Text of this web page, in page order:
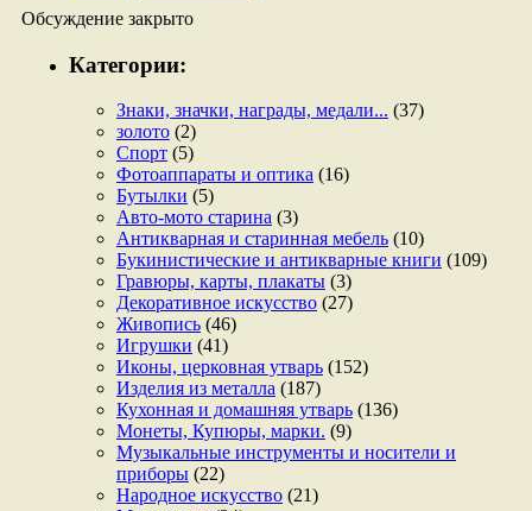
Обсуждение закрыто
Категории:
Знаки, значки, награды, медали... (37)
золото (2)
Спорт (5)
Фотоаппараты и оптика (16)
Бутылки (5)
Авто-мото старина (3)
Антикварная и старинная мебель (10)
Букинистические и антикварные книги (109)
Гравюры, карты, плакаты (3)
Декоративное искусство (27)
Живопись (46)
Игрушки (41)
Иконы, церковная утварь (152)
Изделия из металла (187)
Кухонная и домашняя утварь (136)
Монеты, Купюры, марки. (9)
Музыкальные инструменты и носители и
приборы (22)
Народное искусство (21)